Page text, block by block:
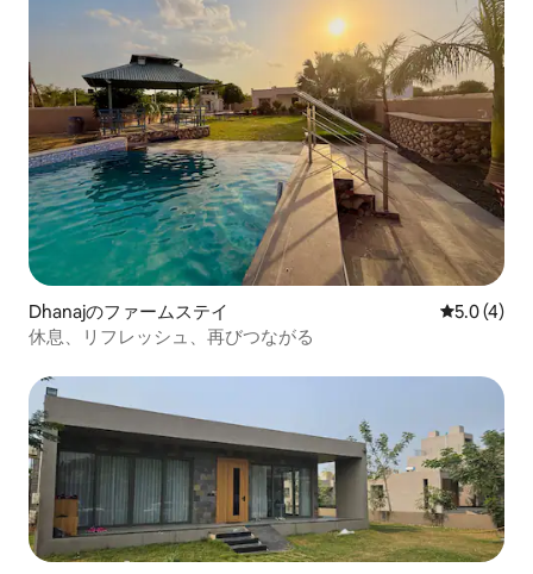
Dhanajのファームステイ レビュー4
5.0 (4)
休息、リフレッシュ、再びつながる